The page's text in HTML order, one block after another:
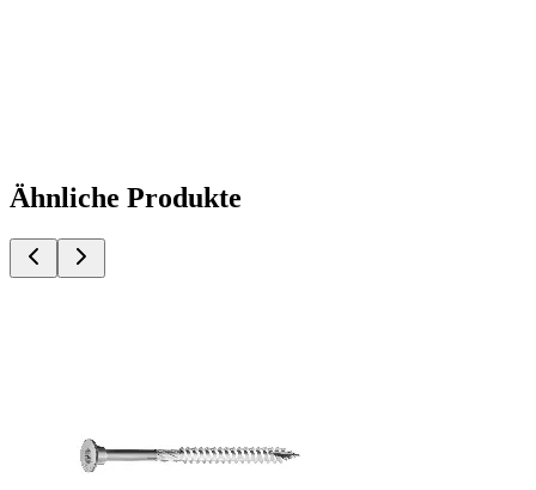
Ähnliche Produkte